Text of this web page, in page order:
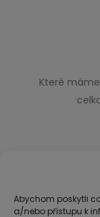
Abychom poskytli
a/nebo přístupu k
Které